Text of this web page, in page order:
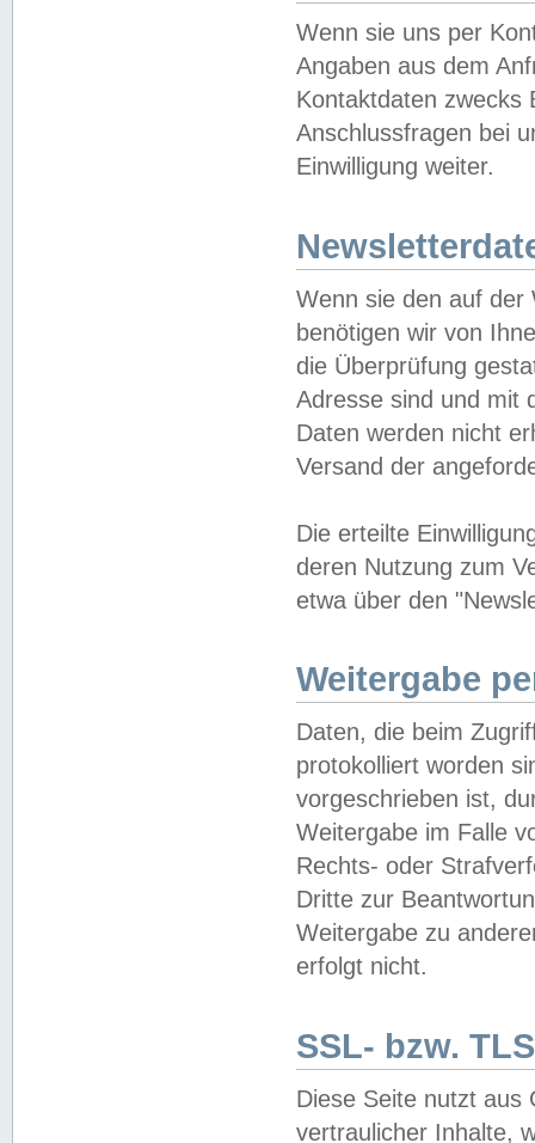
Wenn sie uns per
Angaben aus dem
Kontaktdaten zwecks
Anschlussfragen bei
Einwilligung weiter.
Wenn sie den auf der
benötigen wir von
die Überprüfung
Adresse sind und mit
Daten werden nicht
Versand der
Die erteilte
deren Nutzung zum
etwa über den
Weitergabe
Daten, die beim
protokolliert worden
vorgeschrieben ist,
Weitergabe im Falle
Rechts- oder
Dritte zur
Weitergabe zu
erfolgt nicht.
SSL- bzw.
Diese Seite nutzt aus
vertraulicher Inhalte,